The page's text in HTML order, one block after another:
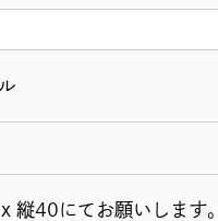
縦40にてお願いします。